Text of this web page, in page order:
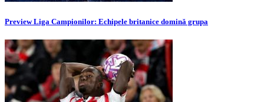
Preview Liga Campionilor: Echipele britanice domină grupa